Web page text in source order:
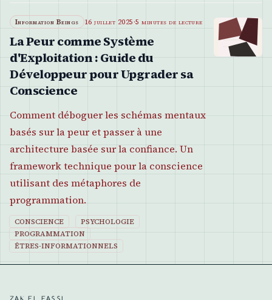
Information Beings 16 juillet 2025·5 minutes de lecture
La Peur comme Système
d'Exploitation : Guide du
Développeur pour Upgrader sa
Conscience
Comment déboguer les schémas mentaux
basés sur la peur et passer à une
architecture basée sur la confiance. Un
framework technique pour la conscience
utilisant des métaphores de
programmation.
CONSCIENCE
PSYCHOLOGIE
PROGRAMMATION
ÊTRES-INFORMATIONNELS
ZAK EL FASSI